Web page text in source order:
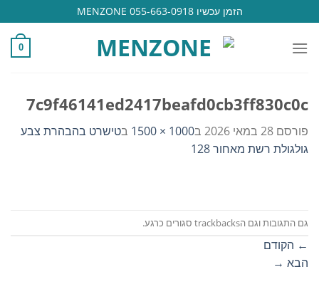
to
content
הזמן עכשיו 055-663-0918 MENZONE
0
7c9f46141ed2417beafd0cb3ff830c0c
פורסם 28 במאי 2026 ב1000 × 1500 בטישרט בהבהרת צבע
גולגולת רשת מאחור 128
גם התגובות וגם הtrackbacks סגורים כרגע.
← הקודם
הבא →